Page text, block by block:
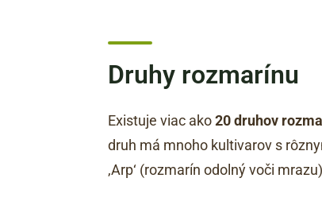
Druhy rozmarínu
Existuje viac ako20 druhov
druh má mnoho kultivarov s
‚Arp‘ (rozmarín odolný voči